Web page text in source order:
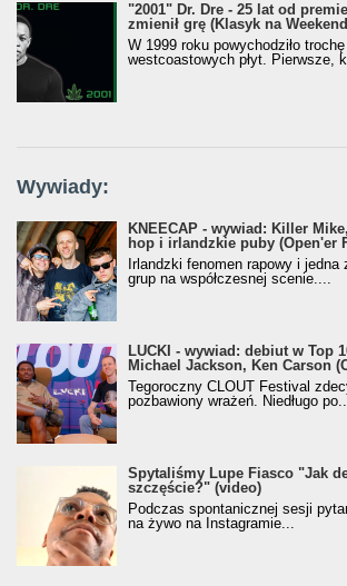
"2001" Dr. Dre - 25 lat od
zmienił grę (Klasyk na
W 1999 roku powychodziło
westcoastowych płyt. Pierwsze,
Wywiady:
KNEECAP - wywiad: Killer
hop i irlandzkie puby (Open'er
Irlandzki fenomen rapowy i
grup na współczesnej scenie....
LUCKI - wywiad: debiut w Top
Michael Jackson, Ken Carson
Tegoroczny CLOUT Festival
pozbawiony wrażeń. Niedługo
Spytaliśmy Lupe Fiasco "Jak
szczęście?" (video)
Podczas spontanicznej sesji
na żywo na Instagramie...